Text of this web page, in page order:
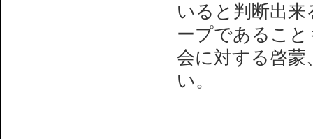
いると判断出
ープであること
会に対する啓蒙
い。